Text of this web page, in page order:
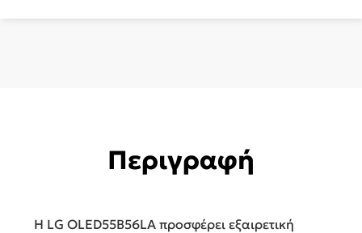
Περιγραφή
Η LG OLED55B56LA προσφέρει εξαιρετική